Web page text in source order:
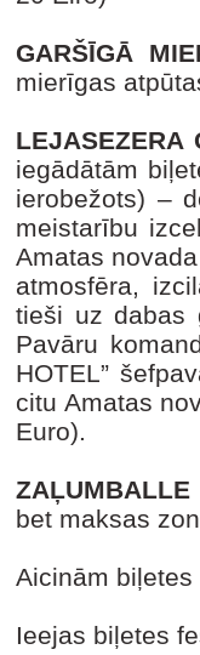
GARŠĪGĀ
mierīgas
LEJASEZERA
iegādātām
ierobežots) –
meistarību
Amatas
atmosfēra,
tieši uz dabas
Pavāru
HOTEL”
citu Amatas
Euro).
ZAĻUMBALLE
bet maksas
Aicinām
Ieejas biļetes